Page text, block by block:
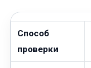
Способ
проверки